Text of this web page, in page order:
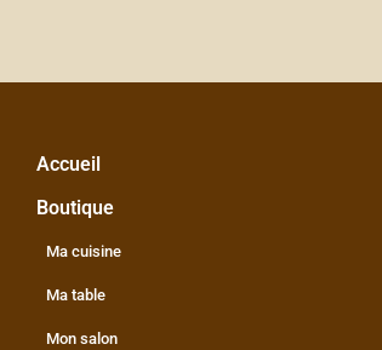
Accueil
Boutique
Ma cuisine
Ma table
Mon salon